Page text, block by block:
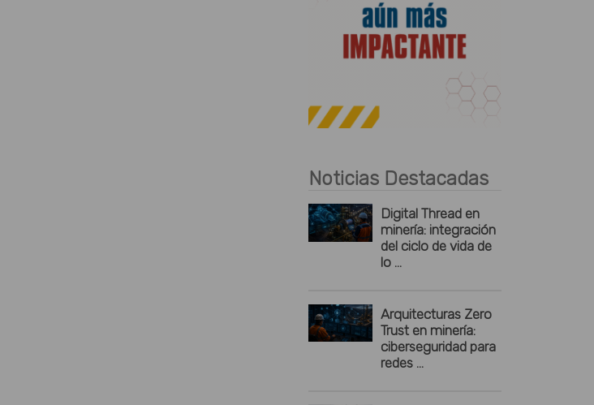
Noticias Destacadas
Digital Thread en
minería: integración
del ciclo de vida de
lo ...
Arquitecturas Zero
Trust en minería:
ciberseguridad para
redes ...